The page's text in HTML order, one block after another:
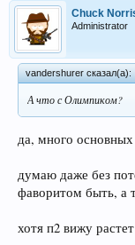
Chuck
Administrator
vandershurer сказал(а):
А что с Олимпиком?
да, много
думаю даже без
фаворитом быть, а
хотя п2 вижу